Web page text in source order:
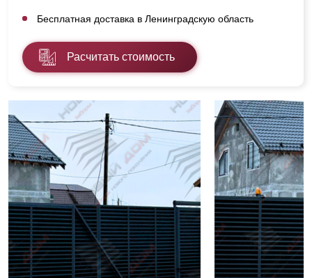
Бесплатная доставка в Ленинградскую область
Расчитать стоимость